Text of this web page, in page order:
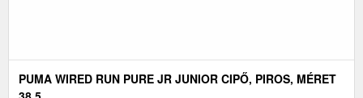
PUMA WIRED RUN PURE JR JUNIOR CIPŐ, PIROS, MÉRET